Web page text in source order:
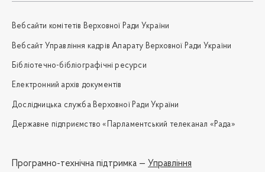
Вебсайти комітетів Верховної Ради України
Вебсайт Управління кадрів Апарату Верховної Ради України
Бібліотечно-бібліографічні ресурси
Електронний архів документів
Дослідницька служба Верховної Ради України
Державне підприємство «Парламентський телеканал «Рада»
Програмно-технічна підтримка — Управління